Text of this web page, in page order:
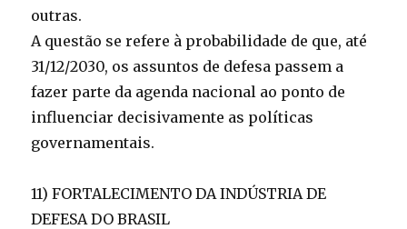
outras.
A questão se refere à probabilidade de que, até
31/12/2030, os assuntos de defesa passem a
fazer parte da agenda nacional ao ponto de
influenciar decisivamente as políticas
governamentais.
11) FORTALECIMENTO DA INDÚSTRIA DE
DEFESA DO BRASIL